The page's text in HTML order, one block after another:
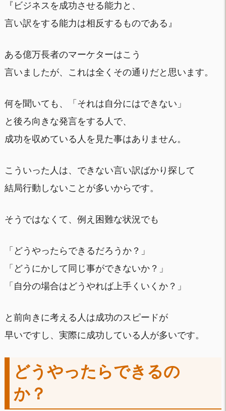
『ビジネスを成功させる能力と、
言い訳をする能力は相反するものである』
ある億万長者のマーケターはこう
言いましたが、これは全くその通りだと思います。
何を聞いても、「それは自分にはできない」
と後ろ向きな発言をする人で、
成功を収めている人を見た事はありません。
こういった人は、できない言い訳ばかり探して
結局行動しないことが多いからです。
そうではなくて、例え困難な状況でも
「どうやったらできるだろうか？」
「どうにかして同じ事ができないか？」
「自分の場合はどうやれば上手くいくか？」
と前向きに考える人は成功のスピードが
早いですし、実際に成功している人が多いです。
どうやったらできるの
か？